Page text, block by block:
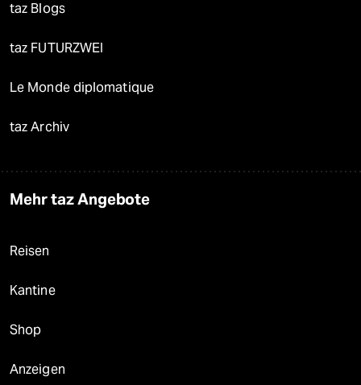
taz Blogs
taz FUTURZWEI
Le Monde diplomatique
taz Archiv
Mehr taz Angebote
Reisen
Kantine
Shop
Anzeigen